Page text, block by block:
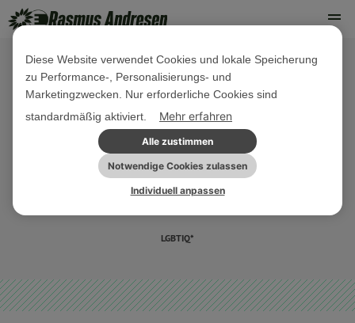
07. JULI 2021
Grundrechte, LGBTI und
Rechtstaatlichkeit in Ungarn:
Offener Brief an deutsche
Wirtschaft
LGBTIQ*
Diese Website verwendet Cookies und lokale Speicherung
zu Performance-, Personalisierungs- und
Marketingzwecken. Nur erforderliche Cookies sind
standardmäßig aktiviert.
Mehr erfahren
Alle zustimmen
Notwendige Cookies zulassen
Individuell anpassen